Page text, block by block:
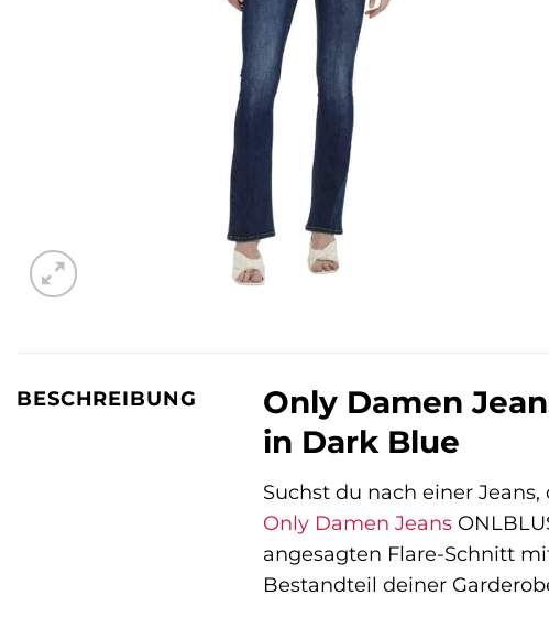
BESCHREIBUNG
Only Damen
in Dark Blue
Suchst du nach einer
Only Damen Jeans
angesagten Flare-Schnitt
Bestandteil deiner